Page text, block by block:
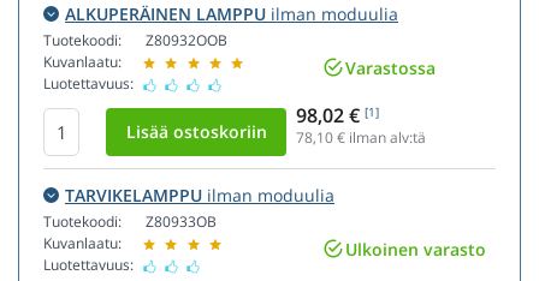
ALKUPERÄINEN LAMPPU ilman moduulia
Tuotekoodi:
Kuvanlaatu:
Luotettavuus:
Z80932OOB
Varastossa
98,02 € [1]
78,10€ ilman alv:tä
TARVIKELAMPPU ilman moduulia
Tuotekoodi:
Kuvanlaatu:
Luotettavuus:
Z80933OB
Ulkoinen varasto